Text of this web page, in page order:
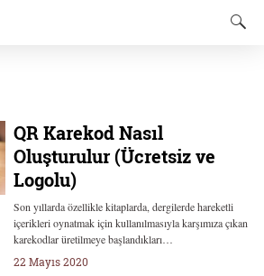
QR Karekod Nasıl
Oluşturulur (Ücretsiz ve
Logolu)
Son yıllarda özellikle kitaplarda, dergilerde hareketli
içerikleri oynatmak için kullanılmasıyla karşımıza çıkan
karekodlar üretilmeye başlandıkları…
22 Mayıs 2020